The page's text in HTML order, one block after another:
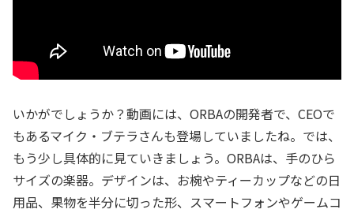
いかがでしょうか？動画には、ORBAの開発者で、CEOで
もあるマイク・ブテラさんも登場していましたね。では、
もう少し具体的に見ていきましょう。ORBAは、手のひら
サイズの楽器。デザインは、お椀やティーカップなどの日
用品、果物を半分に切った形、スマートフォンやゲームコ